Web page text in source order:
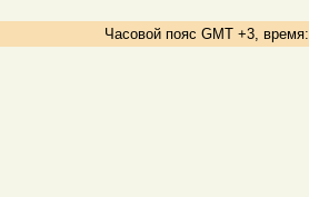
Часовой пояс GMT +3, время: